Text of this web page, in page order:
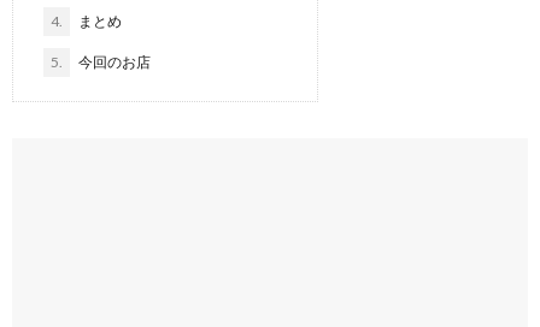
4. まとめ
5. 今回のお店